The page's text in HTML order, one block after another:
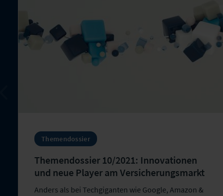
Themendossier
Themendossier 10/2021: Innovationen
und neue Player am Versicherungsmarkt
Anders als bei Techgiganten wie Google, Amazon &